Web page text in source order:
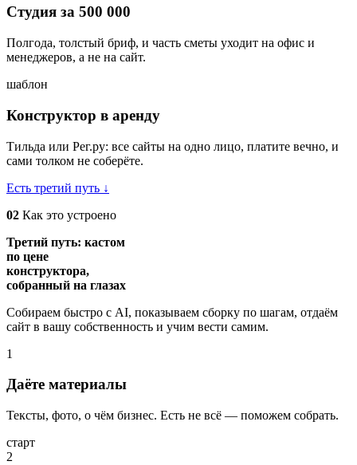
Студия за 500 000
Полгода, толстый бриф, и часть сметы уходит на офис и
менеджеров, а не на сайт.
шаблон
Конструктор в аренду
Тильда или Рег.ру: все сайты на одно лицо, платите вечно, и
сами толком не соберёте.
Есть третий путь ↓
02 Как это устроено
Третий путь: кастом
по цене
конструктора,
собранный на глазах
Собираем быстро с AI, показываем сборку по шагам, отдаём
сайт в вашу собственность и учим вести самим.
1
Даёте материалы
Тексты, фото, о чём бизнес. Есть не всё — поможем собрать.
старт
2